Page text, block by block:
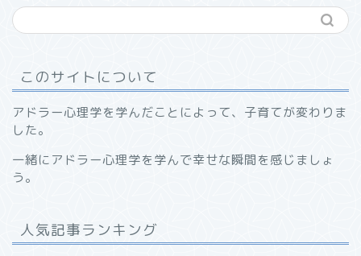
このサイトについて
アドラー心理学を学んだことによって、子育てが変わりま
した。
一緒にアドラー心理学を学んで幸せな瞬間を感じましょ
う。
人気記事ランキング